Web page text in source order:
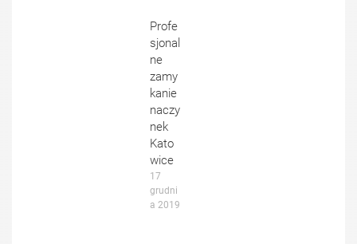
Profe
sjonal
ne
zamy
kanie
naczy
nek
Kato
wice
17
grudni
a 2019